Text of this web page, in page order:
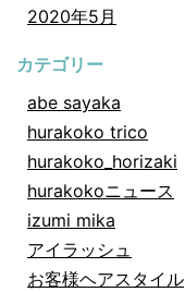
2020年5月
カテゴリー
abe sayaka
hurakoko trico
hurakoko_horizaki
hurakokoニュース
izumi mika
アイラッシュ
お客様ヘアスタイル